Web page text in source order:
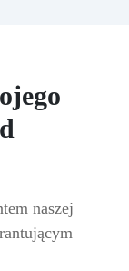
naszej